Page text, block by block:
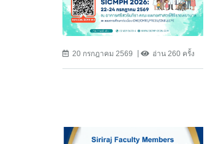
20 กรกฎาคม 2569 อ่าน 260 ครั้ง